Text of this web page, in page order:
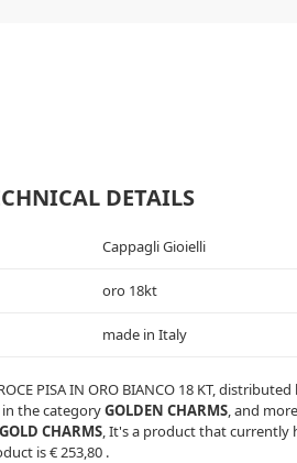
DETAILS
Cappagli Gioielli
oro 18kt
made in Italy
PISA IN ORO BIANCO 18 KT, distributed
the categoryGOLDEN CHARMS, and
CHARMS, It's a product that currently
is€ 253,80 .